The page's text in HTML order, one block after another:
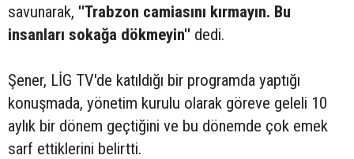
savunarak, ''Trabzon camiasını kırmayın. Bu
insanları sokağa dökmeyin'' dedi.
Şener, LİG TV'de katıldığı bir programda yaptığı
konuşmada, yönetim kurulu olarak göreve geleli 10
aylık bir dönem geçtiğini ve bu dönemde çok emek
sarf ettiklerini belirtti.